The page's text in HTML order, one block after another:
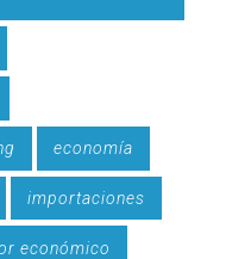
economía
importaciones
económico